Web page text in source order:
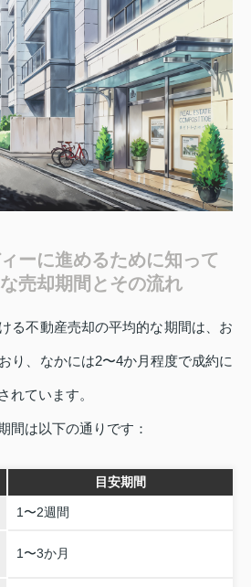
ーに進めるために知って
売却期間とその流れ
る不動産売却の平均的な期間は、お
り、なかには2〜4か月程度で成約に
れています。
間は以下の通りです：
目安期間
1〜2週間
1〜3か月